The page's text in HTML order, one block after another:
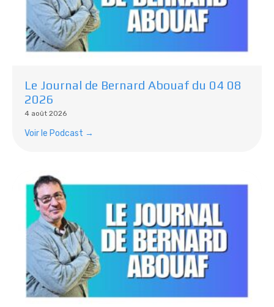
Le Journal de Bernard Abouaf du 04 08
2026
4 août 2026
Voir le Podcast →